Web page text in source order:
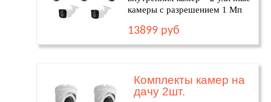
камеры с разрешением 1 Мп
13899 руб
Комплекты камер на
дачу 2шт.